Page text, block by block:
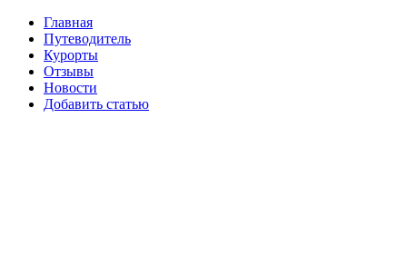
Главная
Путеводитель
Курорты
Отзывы
Новости
Добавить статью